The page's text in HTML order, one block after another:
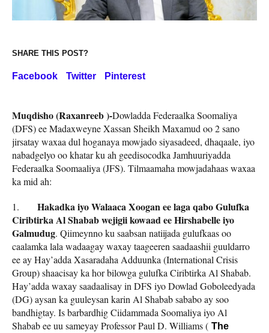
SHARE THIS POST?
Facebook Twitter Pinterest
Muqdisho (Raxanreeb )-Dowladda Federaalka Soomaliya
(DFS) ee Madaxweyne Xassan Sheikh Maxamud oo 2 sano
jirsatay waxaa dul hoganaya mowjado siyasadeed, dhaqaale, iyo
nabadgelyo oo khatar ku ah geedisocodka Jamhuuriyadda
Federaalka Soomaaliya (JFS). Tilmaamaha mowjadahaas waxaa
ka mid ah:
1. Hakadka iyo Walaaca Xoogan ee laga qabo Gulufka
Ciribtirka Al Shabab wejigii kowaad ee Hirshabelle iyo
Galmudug. Qiimeynno ku saabsan natiijada gulufkaas oo
caalamka lala wadaagay waxay taageeren saadaashii guuldarro
ee ay Hay’adda Xasaradaha Adduunka (International Crisis
Group) shaacisay ka hor bilowga gulufka Ciribtirka Al Shabab.
Hay’adda waxay saadaalisay in DFS iyo Dowlad Goboleedyada
(DG) aysan ka guuleysan karin Al Shabab sababo ay soo
bandhigtay. Is barbardhig Ciidammada Soomaliya iyo Al
Shabab ee uu sameyay Professor Paul D. Williams ( The